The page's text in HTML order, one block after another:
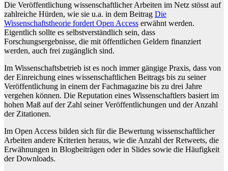
Die Veröffentlichung wissenschaftlicher Arbeiten im Netz stösst auf
zahlreiche Hürden, wie sie u.a. in dem Beitrag Die
Wissenschaftstheorie fordert Open Access erwähnt werden.
Eigentlich sollte es selbstverständlich sein, dass
Forschungsergebnisse, die mit öffentlichen Geldern finanziert
werden, auch frei zugänglich sind.
Im Wissenschaftsbetrieb ist es noch immer gängige Praxis, dass von
der Einreichung eines wissenschaftlichen Beitrags bis zu seiner
Veröffentlichung in einem der Fachmagazine bis zu drei Jahre
vergehen können. Die Reputation eines Wissenschaftlers basiert im
hohen Maß auf der Zahl seiner Veröffentlichungen und der Anzahl
der Zitationen.
Im Open Access bilden sich für die Bewertung wissenschaftlicher
Arbeiten andere Kriterien heraus, wie die Anzahl der Retweets, die
Erwähnungen in Blogbeiträgen oder in Slides sowie die Häufigkeit
der Downloads.